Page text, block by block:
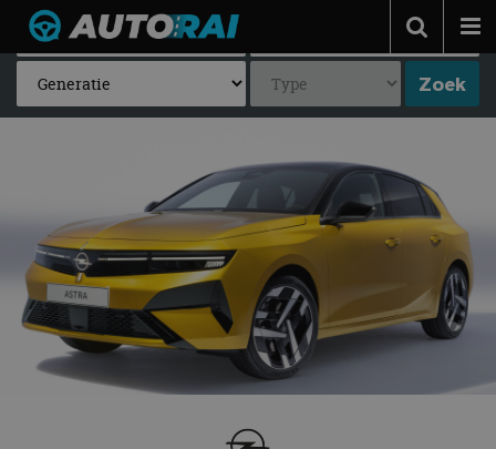
Autonieuws
Podcast
Adverteren
Contact
MotorRAI.nl